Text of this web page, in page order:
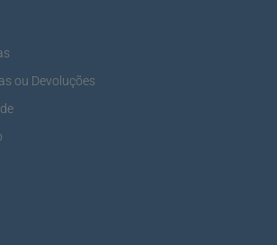
ou Devoluções